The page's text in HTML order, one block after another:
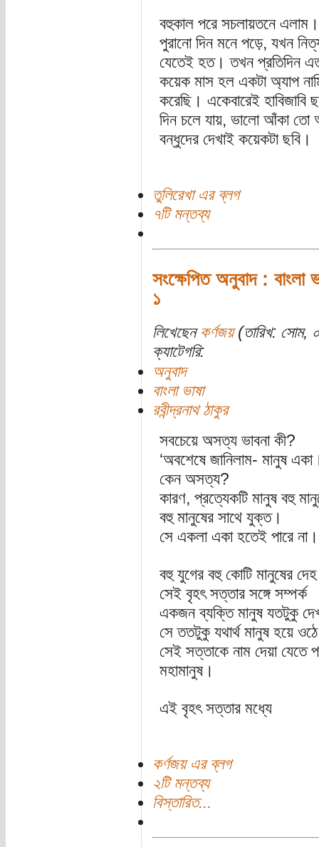
বহুকাল পরে সচলায়তনে
পুরানো দিন মনে পড়ে, যখন
যেতেই হত। তখন প্রতিদিন
কয়েক মাস হল একটা অ্যাপ
করেছি। একেবারেই
দিন চলে যায়, ভালো আঁকা তো
বন্ধুদের দেখাই কয়েকটা ছবি।
তুলিরেখা এর ব্লগ
৭টি মন্তব্য
সংক্ষেপিত অনুবাদ : বাংলা
১
লিখেছেন কর্ণজয়(তারিখ: সোম,
ক্যাটেগরি:
অনুবাদ
বাংলা ভাষা
রবীন্দ্রনাথ ঠাকুর
সবচেয়ে অসত্য ভাবনা কী?
‘অবশেষে জানিলাম- মানুষ
কেন অসত্য?
কারণ, প্রত্যেকটি মানুষ বহু
বহু মানুষের সাথে যুক্ত।
সে একলা একা হতেই পারে না।
বহু যুগের বহু কোটি মানুষের
সেই বৃহৎ সত্তার সঙ্গে সম্পর্ক
একজন ব্যক্তি মানুষ যতটুকু
সে ততটুকু যথার্থ মানুষ হয়ে
সেই সত্তাকে নাম দেয়া যেতে
মহামানুষ।
এই বৃহৎ সত্তার মধ্যে
কর্ণজয় এর ব্লগ
২টি মন্তব্য
বিস্তারিত...